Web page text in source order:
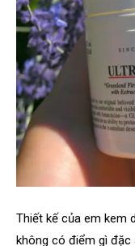
Thiết kế của em kem
không có điểm gì đặc